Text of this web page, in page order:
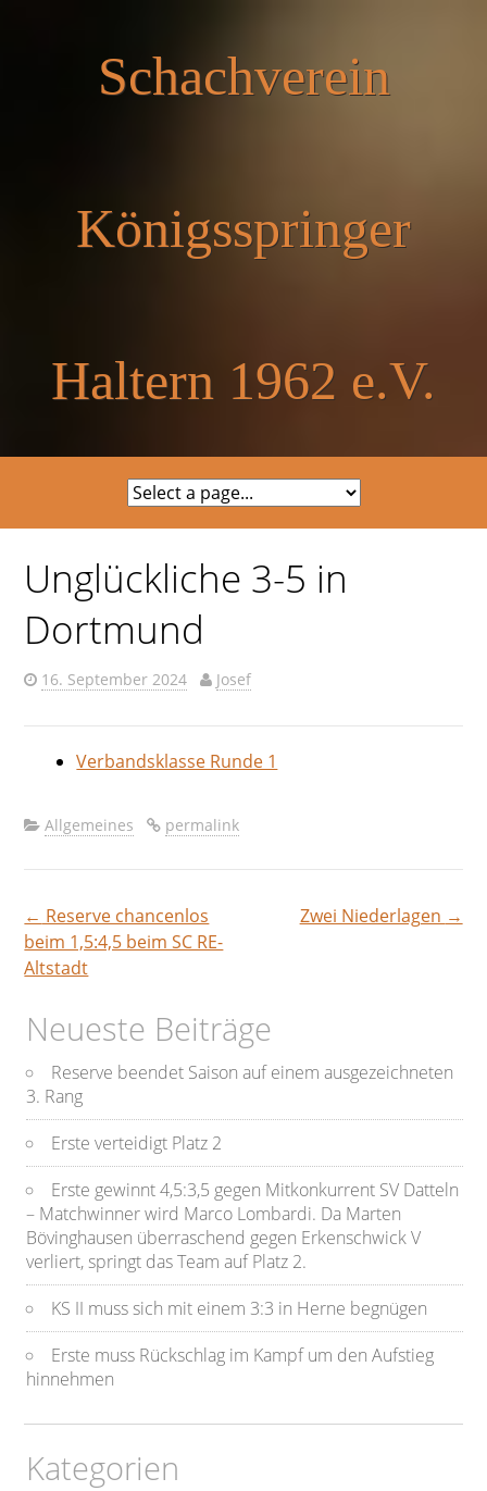
Schachverein
Königsspringer
Haltern 1962 e.V.
Unglückliche 3-5 in
Dortmund
16. September 2024 Josef
Verbandsklasse Runde 1
Allgemeines permalink
Beitragsnavigation
← Reserve chancenlos
beim 1,5:4,5 beim SC RE-
Altstadt
Zwei Niederlagen →
Neueste Beiträge
Reserve beendet Saison auf einem ausgezeichneten
3. Rang
Erste verteidigt Platz 2
Erste gewinnt 4,5:3,5 gegen Mitkonkurrent SV Datteln
– Matchwinner wird Marco Lombardi. Da Marten
Bövinghausen überraschend gegen Erkenschwick V
verliert, springt das Team auf Platz 2.
KS II muss sich mit einem 3:3 in Herne begnügen
Erste muss Rückschlag im Kampf um den Aufstieg
hinnehmen
Kategorien